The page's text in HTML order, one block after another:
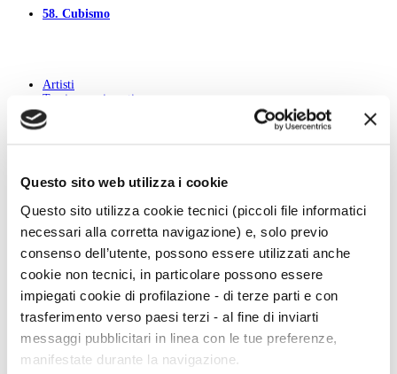
Questo sito web utilizza i cookie
Questo sito utilizza cookie tecnici (piccoli file informatici
necessari alla corretta navigazione) e, solo previo
consenso dell’utente, possono essere utilizzati anche
cookie non tecnici, in particolare possono essere
impiegati cookie di profilazione - di terze parti e con
trasferimento verso paesi terzi - al fine di inviarti
messaggi pubblicitari in linea con le tue preferenze,
manifestate durante la navigazione.
58. Cubismo
Artisti
Temi e movimenti
Tutti i dossier
B
D
F
G
H
I
J
K
L
M
N
O